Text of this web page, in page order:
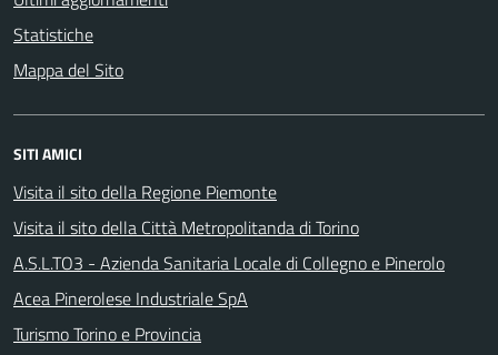
Statistiche
Mappa del Sito
SITI AMICI
Visita il sito della Regione Piemonte
Visita il sito della Città Metropolitanda di Torino
A.S.L.TO3 - Azienda Sanitaria Locale di Collegno e Pinerolo
Acea Pinerolese Industriale SpA
Turismo Torino e Provincia